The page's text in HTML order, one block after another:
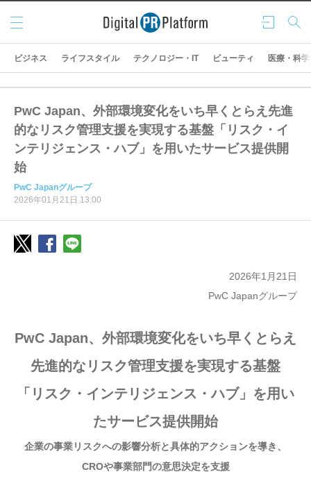
ログ
イン
検索
メニ
ュー
ビジネス ライフスタイル テクノロジー・IT ビューティ 医療・科学
PwC Japan、外部環境変化をいち早くとらえ先進
的なリスク管理支援を実現する基盤「リスク・イ
ンテリジェンス・ハブ」を用いたサービス提供開
始
PwC Japanグループ
2026年01月21日 13:00
2026年1月21日
PwC Japanグループ
PwC Japan、外部環境変化をいち早くとらえ
先進的なリスク管理支援を実現する基盤
「リスク・インテリジェンス・ハブ」を用い
たサービス提供開始
企業の事業リスクへの影響分析と具体的アクションを導き、
CROや事業部門の意思決定を支援